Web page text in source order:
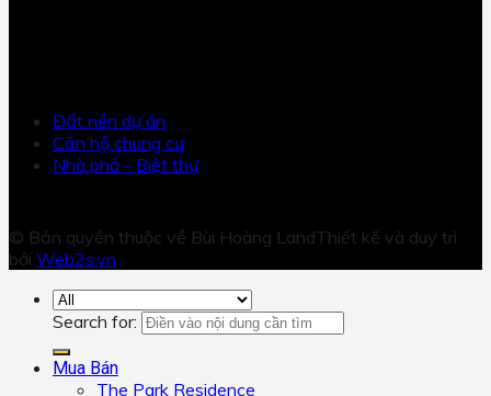
Đất nền dự án
Căn hộ chung cư
Nhà phố - Biệt thự
© Bản quyền thuộc về Bùi Hoàng LandThiết kế và duy trì
bởi Web2s.vn
Search for:
Mua Bán
The Park Residence